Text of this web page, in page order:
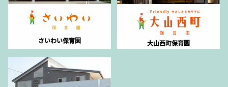
さいわい保育園 大山西町保育園